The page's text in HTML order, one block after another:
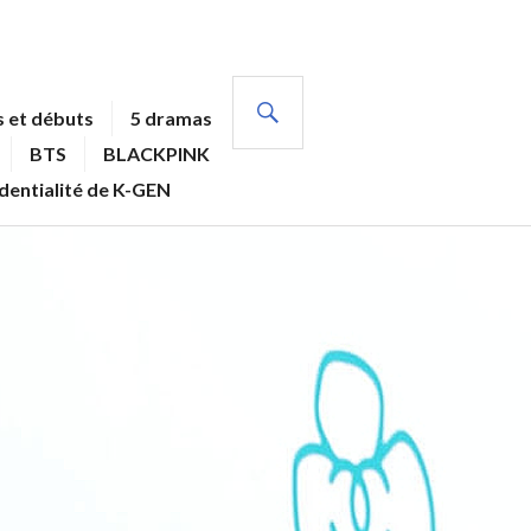
et débuts
5 dramas
BTS
BLACKPINK
de K-GEN